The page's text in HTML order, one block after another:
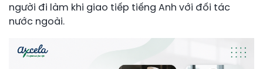
người đi làm khi giao tiếp tiếng Anh với đối tác
nước ngoài.